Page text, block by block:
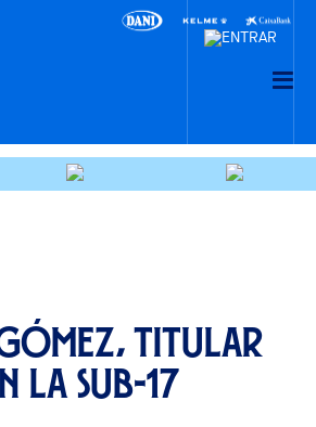
titular
la Sub-17